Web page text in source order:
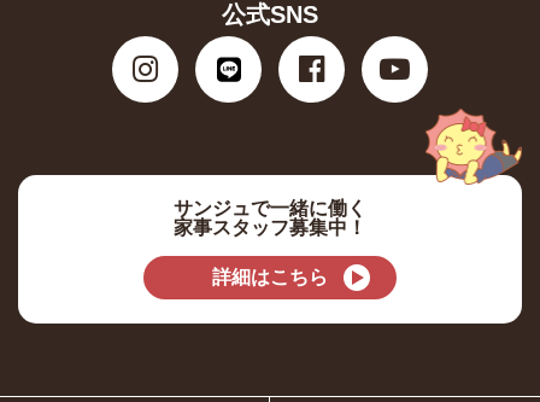
公式SNS
サンジュで一緒に働く
家事スタッフ募集中！
詳細はこちら